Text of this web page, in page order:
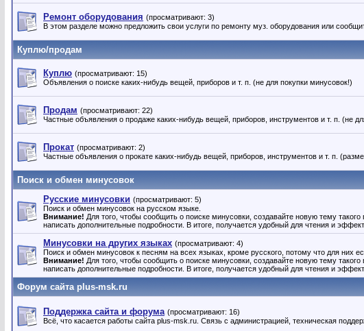
Ремонт оборудования (просматривают: 3)
В этом разделе можно предложить свои услуги по ремонту муз. оборудования или
Куплю/продам
Куплю (просматривают: 15)
Объявления о поиске каких-нибудь вещей, приборов и т. п. (не для покупки минусовок!)
Продам (просматривают: 22)
Частные объявления о продаже каких-нибудь вещей, приборов, инструментов и т. п. (не
Прокат (просматривают: 2)
Частные объявления о прокате каких-нибудь вещей, приборов, инструментов и т. п.
Поиск и обмен минусовок
Русские минусовки (просматривают: 5)
Поиск и обмен минусовок на русском языке.
Внимание! Для того, чтобы сообщить о поиске минусовки, создавайте новую тему
написать дополнительные подробности. В итоге, получается удобный для чтения и
Минусовки на других языках (просматривают: 4)
Поиск и обмен минусовок к песням на всех языках, кроме русского, потому что для них
Внимание! Для того, чтобы сообщить о поиске минусовки, создавайте новую тему
написать дополнительные подробности. В итоге, получается удобный для чтения и
Форум сайта plus-msk.ru
Поддержка сайта и форума (просматривают: 16)
Всё, что касается работы сайта plus-msk.ru. Связь с администрацией, техническая